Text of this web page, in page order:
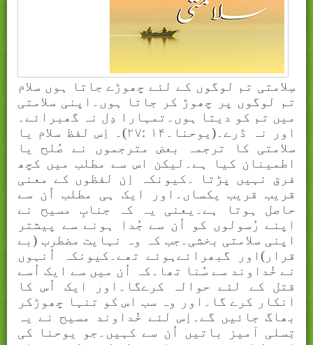
سِلامتی تم لوگوں کے لئے چھوڑے جاتا ہوں سلام
تم لوگوں پر چھوڑ کر جاتا ہوں۔اپنی سلامتی
ميں تم کو ديتا ہوں۔تمہارا دِل نہ گھبرائے۔
اور نہ ڈرے۔(يوحنا۔۱۴ :۲۷)۔ اِس لفظ سلام يا
سلامتی کا ترجمہ بعض مترجموں نے صُلح يا
اطمينان کيا ہے۔ليکن اس سے مطلب ميں کچھ
فرق نہيں پڑتا ۔کيونکہ اِن لفظوں کے معنی
قريب قريب يکساں۔اور ايک ہی مطلب اُن سے
حاصل ہوتا ہے۔یعنی يہ کہ جنابِ مسیح نے
اپنے رُسولوں کو اُن سے جُدا ہونے سے پیشتر
اپنی سلامتی بخشی۔جب کہ وہ نہايت مضطرب (بے
قرار)اور گبھرائےہوئے تھے۔کيونکہ اُنہوں
نے خُداوند سے سُنا تھا۔کہ اُن ميں سے ايک اُسے
قتل کے لئے حوالہ کرےگا۔اور ايک اُس کا
انکار کرے گا۔اور وہ سب اس کو تنہا چھوڑکر
بھاگ جائيں گے۔اِس لئے خُداوند مسیح نے يہ
تِسلی آميز باتيں اُن سے کہيں۔جو يوحنا کی